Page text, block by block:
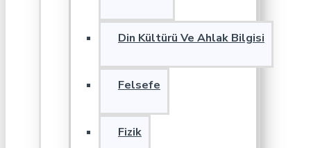
Din Kültürü Ve Ahlak Bilgisi
Felsefe
Fizik